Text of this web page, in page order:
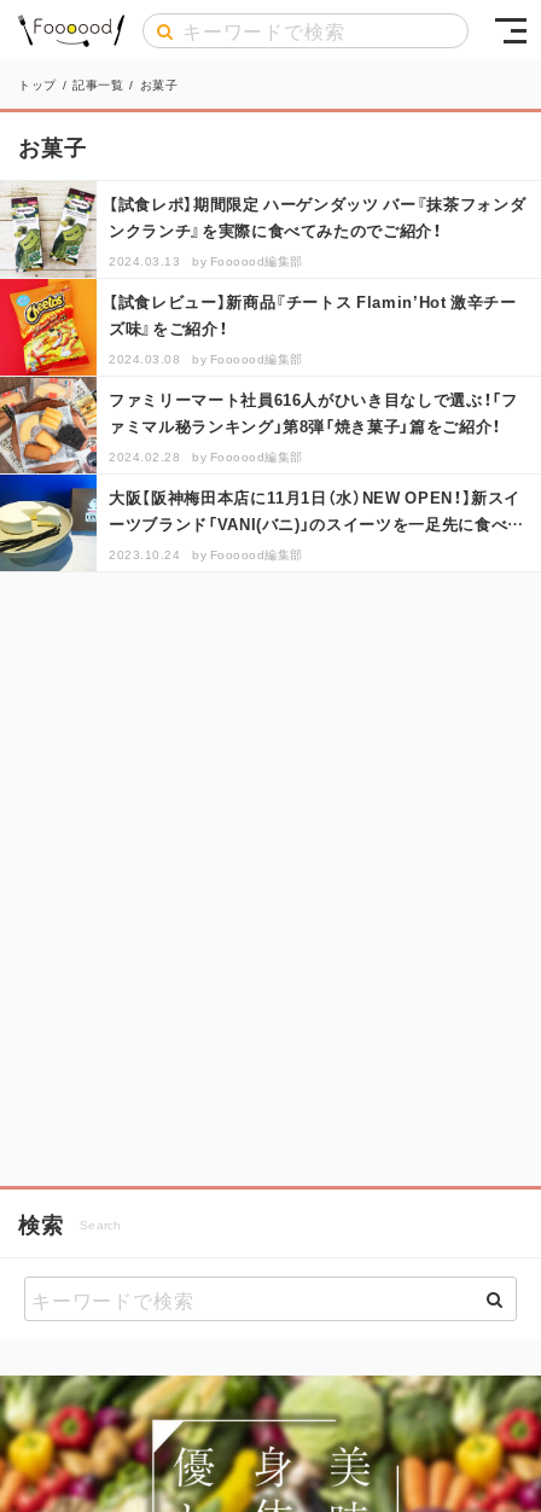
トップ / 記事一覧 / お菓子
お菓子
【試食レポ】期間限定 ハーゲンダッツ バー『抹茶フォンダ
ンクランチ』を実際に食べてみたのでご紹介！
2024.03.13 by Foooood編集部
【試食レビュー】新商品『チートス Flamin’Hot 激辛チー
ズ味』をご紹介！
2024.03.08 by Foooood編集部
ファミリーマート社員616人がひいき目なしで選ぶ！「フ
ァミマル秘ランキング」第8弾「焼き菓子」篇をご紹介！
2024.02.28 by Foooood編集部
大阪【阪神梅田本店に11月1日（水）NEW OPEN！】新スイ
ーツブランド「VANI(バニ)」のスイーツを一足先に食べ比
べてみまし…
2023.10.24 by Foooood編集部
検索 Search